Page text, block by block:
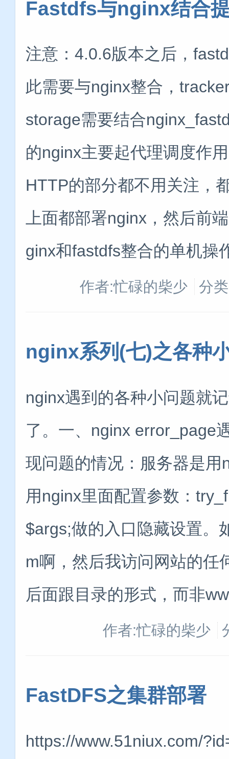
Fastdfs与nginx结合
注意：4.0.6版本之后，
此需要与nginx整合，
storage需要结合
的nginx主要起代理调度作
HTTP的部分都不用关注，
上面都部署nginx，然后前
ginx和fastdfs整合的单机操
作者:忙碌的柴少 分
nginx系列(七)之各种
nginx遇到的各种小问题就
了。一、nginx error_page
现问题的情况：服务器是
用nginx里面配置参数：
$args;做的入口隐藏设置。
m啊，然后我访问网站的任
后面跟目录的形式，而非
作者:忙碌的柴少
FastDFS之集群部署
https://www.51niux.com/